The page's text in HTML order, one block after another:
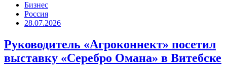
Бизнес
Россия
28.07.2026
Руководитель «Агроконнект» посетил
выставку «Серебро Омана» в Витебске